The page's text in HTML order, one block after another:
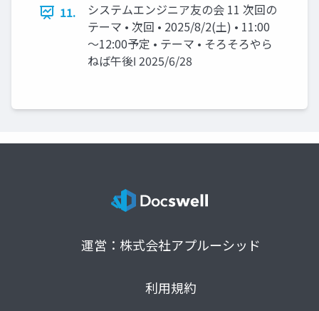
11.
システムエンジニア友の会 11 次回の
テーマ • 次回 • 2025/8/2(土) • 11:00
～12:00予定 • テーマ • そろそろやら
ねば午後Ⅰ 2025/6/28
運営：株式会社アプルーシッド
利用規約